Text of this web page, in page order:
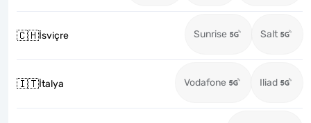
🇨🇭İsviçre Sunrise Salt
🇮🇹İtalya Vodafone Iliad